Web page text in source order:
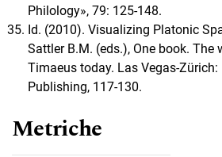
Philology», 79: 125-148.
Id. (2010). Visualizing Platonic
Sattler B.M. (eds.), One book. The
Timaeus today. Las Vegas-Zürich:
Publishing, 117-130.
Metriche